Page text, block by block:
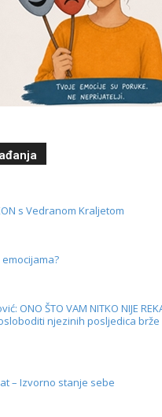
s Vedranom Kraljetom
ONO ŠTO VAM NITKO NIJE
njezinih posljedica
– Izvorno stanje sebe